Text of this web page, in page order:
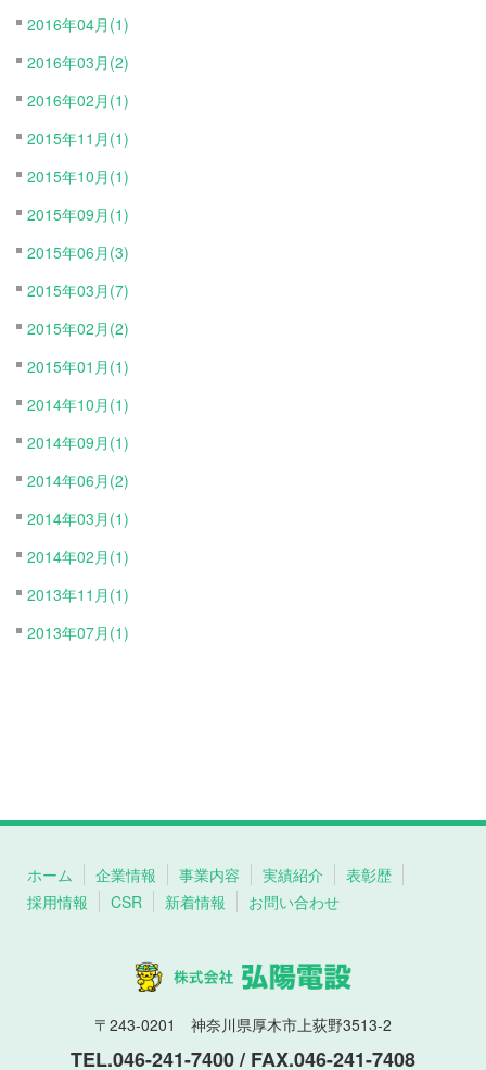
2016年04月(1)
2016年03月(2)
2016年02月(1)
2015年11月(1)
2015年10月(1)
2015年09月(1)
2015年06月(3)
2015年03月(7)
2015年02月(2)
2015年01月(1)
2014年10月(1)
2014年09月(1)
2014年06月(2)
2014年03月(1)
2014年02月(1)
2013年11月(1)
2013年07月(1)
ホーム 企業情報 事業内容 実績紹介
表彰歴
採用情報
CSR 新着情報 お問い合わせ
〒243-0201 神奈川県厚木市上荻野3513-2
TEL.046-241-7400 / FAX.046-241-7408